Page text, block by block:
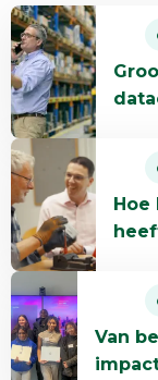
Lees
meer
over
Grootschalige
in
Europa
Hoe
Lees
meer
over
Hoe
Pro
Persona
de
IT-
werkplek
Van
Lees
meer
over
Van